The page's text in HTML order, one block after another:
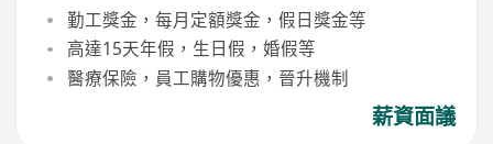
勤工獎金，每月定額獎金，假日獎金等
高達15天年假，生日假，婚假等
醫療保險，員工購物優惠，晉升機制
薪資面議